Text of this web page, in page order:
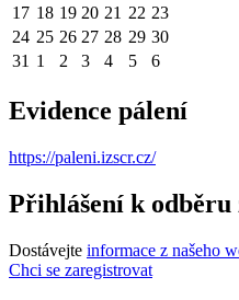
17 18 19 20 21 22 23
24 25 26 27 28 29 30
31 1 2 3 4 5 6
Evidence pálení
https://paleni.izscr.cz/
Přihlášení k odběru
Dostávejte informace z našeho
Chci se zaregistrovat